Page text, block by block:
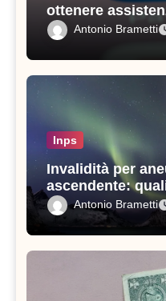
ottenere
Antonio Brametti
Inps
Invalidità per
ascendente:
come ottenerla
Antonio Brametti